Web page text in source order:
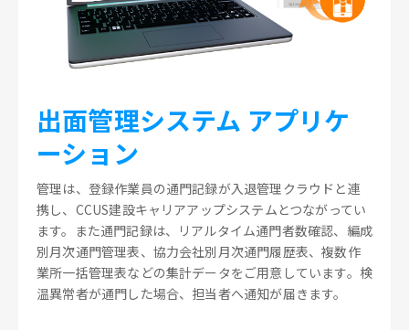
出面管理システム アプリケ
ーション
管理は、登録作業員の通門記録が入退管理クラウドと連
携し、CCUS建設キャリアアップシステムとつながってい
ます。また通門記録は、リアルタイム通門者数確認、編成
別月次通門管理表、協力会社別月次通門履歴表、複数作
業所一括管理表などの集計データをご用意しています。検
温異常者が通門した場合、担当者へ通知が届きます。